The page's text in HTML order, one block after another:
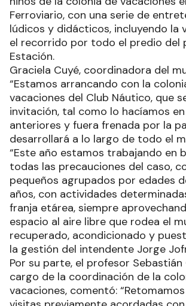
Ferroviario, con una serie de
lúdicos y didácticos, incluyendo la
el recorrido por todo el predio del
Estación.
Graciela Cuyé, coordinadora del
“Estamos arrancando con la
vacaciones del Club Náutico, que
invitación, tal como lo hacíamos
anteriores y fuera frenada por la
desarrollará a lo largo de todo el
“Este año estamos trabajando en
todas las precauciones del caso,
pequeños agrupados por edades
años, con actividades
franja etárea, siempre
espacio al aire libre que rodea el
recuperado, acondicionado y
la gestión del intendente Jorge
Por su parte, el profesor Sebastián
cargo de la coordinación de la
vacaciones, comentó: